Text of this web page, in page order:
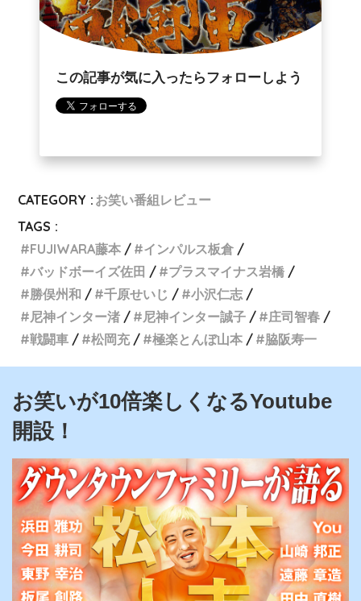
この記事が気に入ったらフォローしよう
CATEGORY : お笑い番組レビュー
TAGS :
FUJIWARA藤本
インパルス板倉
バッドボーイズ佐田
プラスマイナス岩橋
勝俣州和
千原せいじ
小沢仁志
尼神インター渚
尼神インター誠子
庄司智春
戦闘車
松岡充 極楽とんぼ山本 脇阪寿一
お笑いが10倍楽しくなるYoutube
開設！